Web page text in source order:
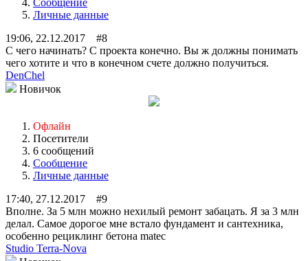
Сообщение
Личные данные
19:06, 22.12.2017 #8
С чего начинать? С проекта конечно. Вы ж должны понимать
чего хотите и что в конечном счете должно получиться.
DenChel
Новичок
Офлайн
Посетители
6 сообщений
Сообщение
Личные данные
17:40, 27.12.2017 #9
Вполне. За 5 млн можно нехилый ремонт забацать. Я за 3 млн
делал. Самое дорогое мне встало фундамент и сантехника,
особенно рециклинг бетона matec
Studio Terra-Nova